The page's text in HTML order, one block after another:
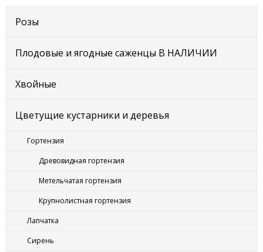
Розы
Плодовые и ягодные саженцы В НАЛИЧИИ
Хвойные
Цветущие кустарники и деревья
Гортензия
Древовидная гортензия
Метельчатая гортензия
Крупнолистная гортензия
Лапчатка
Сирень